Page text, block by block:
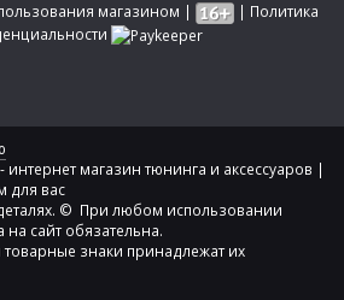
магазином | | Политика
интернет магазин тюнинга и аксессуаров |
для вас
деталях. © При любом использовании
на сайт обязательна.
товарные знаки принадлежат их